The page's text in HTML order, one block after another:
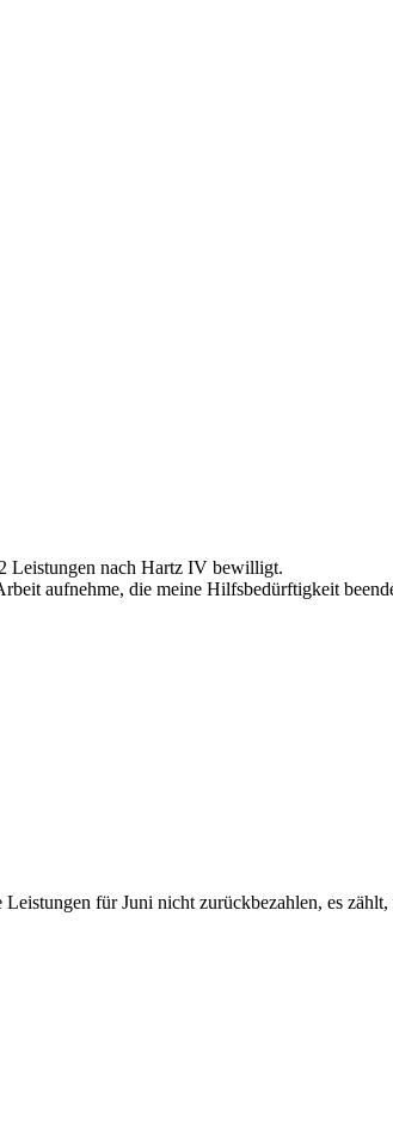
Leistungen nach Hartz IV bewilligt.
aufnehme, die meine Hilfsbedürftigkeit
für Juni nicht zurückbezahlen, es